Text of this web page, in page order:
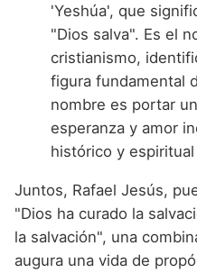
'Yeshúa', que
"Dios salva". Es el
cristianismo,
figura fundamental
nombre es portar
esperanza y amor
histórico y
Juntos, Rafael Jesús,
"Dios ha curado la
la salvación", una
augura una vida de